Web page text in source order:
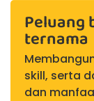
Peluang
ternama
skill, serta
dan